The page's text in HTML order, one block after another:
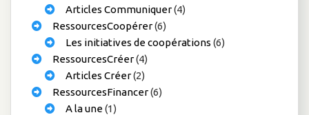
Articles Communiquer(4)
RessourcesCoopérer(6)
Les initiatives de coopérations (6)
RessourcesCréer(4)
Articles Créer(2)
RessourcesFinancer(6)
A la une(1)